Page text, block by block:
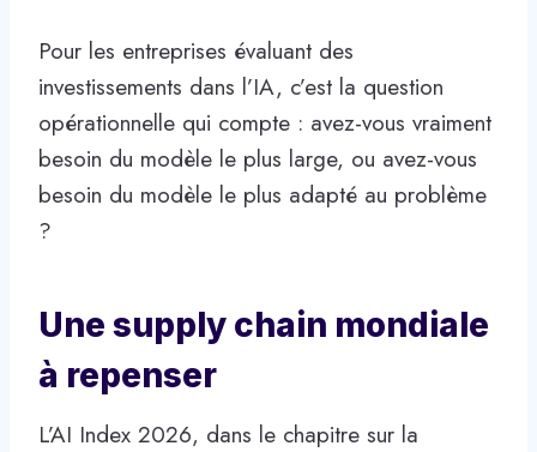
Pour les entreprises évaluant des
investissements dans l’IA, c’est la question
opérationnelle qui compte : avez-vous vraiment
besoin du modèle le plus large, ou avez-vous
besoin du modèle le plus adapté au problème
?
Une supply chain mondiale
à repenser
L’AI Index 2026, dans le chapitre sur la